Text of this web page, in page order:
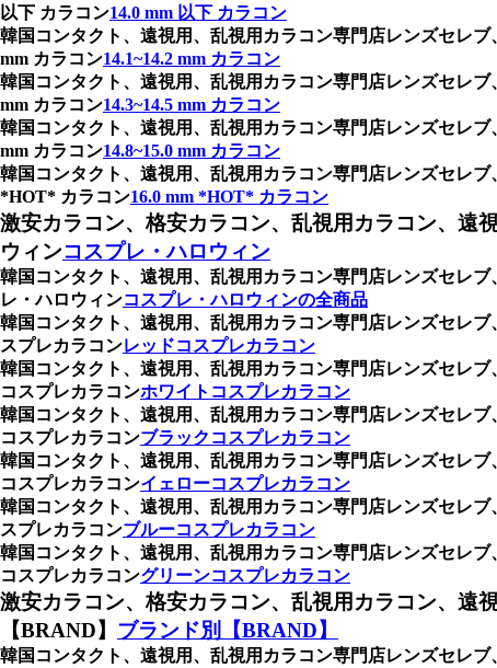
以下 カラコン14.0 mm 以下 カラコン
韓国コンタクト、遠視用、乱視用カラコン専門店レンズセレ
mm カラコン14.1~14.2 mm カラコン
韓国コンタクト、遠視用、乱視用カラコン専門店レンズセレ
mm カラコン14.3~14.5 mm カラコン
韓国コンタクト、遠視用、乱視用カラコン専門店レンズセレ
mm カラコン14.8~15.0 mm カラコン
韓国コンタクト、遠視用、乱視用カラコン専門店レンズセレ
*HOT* カラコン16.0 mm *HOT* カラコン
激安カラコン、格安カラコン、乱視用カラコン、遠
ウィンコスプレ・ハロウィン
韓国コンタクト、遠視用、乱視用カラコン専門店レンズセレ
レ・ハロウィンコスプレ・ハロウィンの全商品
韓国コンタクト、遠視用、乱視用カラコン専門店レンズセレ
スプレカラコンレッドコスプレカラコン
韓国コンタクト、遠視用、乱視用カラコン専門店レンズセレ
コスプレカラコンホワイトコスプレカラコン
韓国コンタクト、遠視用、乱視用カラコン専門店レンズセレ
コスプレカラコンブラックコスプレカラコン
韓国コンタクト、遠視用、乱視用カラコン専門店レンズセレ
コスプレカラコンイェローコスプレカラコン
韓国コンタクト、遠視用、乱視用カラコン専門店レンズセレ
スプレカラコンブルーコスプレカラコン
韓国コンタクト、遠視用、乱視用カラコン専門店レンズセレ
コスプレカラコングリーンコスプレカラコン
激安カラコン、格安カラコン、乱視用カラコン、遠
【BRAND】 ブランド別【BRAND】
韓国コンタクト、遠視用、乱視用カラコン専門店レンズセレ